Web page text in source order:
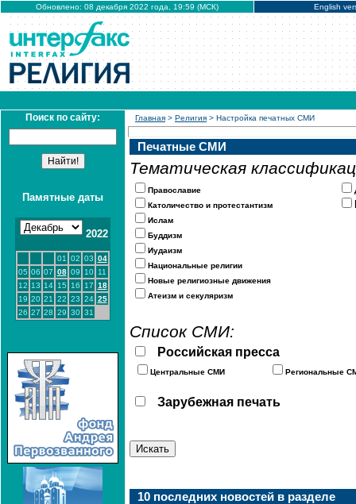
Обновлено: 08 декабря 2022 года, 19:59 (МСК) English
Поиск по сайту:
Памятные даты
2022
01 02 03 04
05 06 07 08 09 10
11
12 13 14 15 16 17 18
19 20 21 22 23 24 25
26 27 28 29 30 31
Главная > Религия > Настройка печатных СМИ
Печатные СМИ
Тематическая
Православие
Католичество и протестантизм
Ислам
Буддизм
Иудаизм
Национальные религии
Новые религиозные движения
Атеизм и секуляризм
Список СМИ:
Российская пресса
Центральные СМИ Региональные
Зарубежная печать
10 последних новостей в разделе